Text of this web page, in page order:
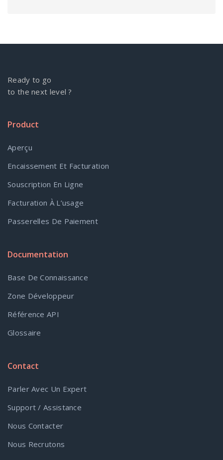
Ready to go
to the next level ?
Product
Aperçu
Encaissement Et Facturation
Souscription En Ligne
Facturation À L’usage
Passerelles De Paiement
Documentation
Base De Connaissance
Zone Développeur
Référence API
Glossaire
Contact
Parler Avec Un Expert
Support / Assistance
Nous Contacter
Nous Recrutons